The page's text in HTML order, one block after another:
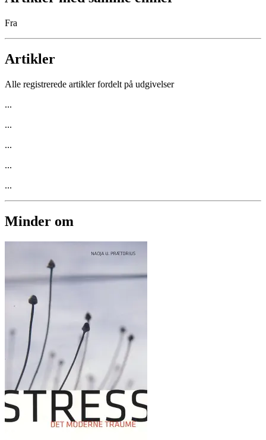
Fra
Artikler
Alle registrerede artikler fordelt på udgivelser
...
...
...
...
...
Minder om